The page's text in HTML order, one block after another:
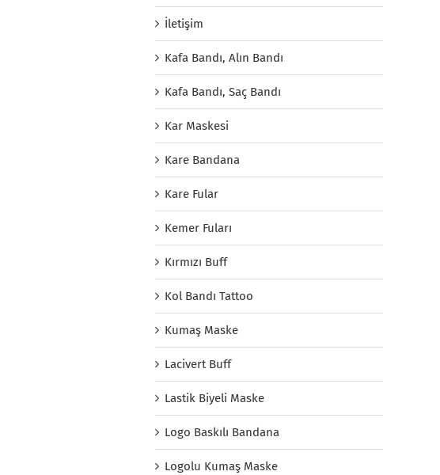
İletişim
Kafa Bandı, Alın Bandı
Kafa Bandı, Saç Bandı
Kar Maskesi
Kare Bandana
Kare Fular
Kemer Fuları
Kırmızı Buff
Kol Bandı Tattoo
Kumaş Maske
Lacivert Buff
Lastik Biyeli Maske
Logo Baskılı Bandana
Logolu Kumaş Maske